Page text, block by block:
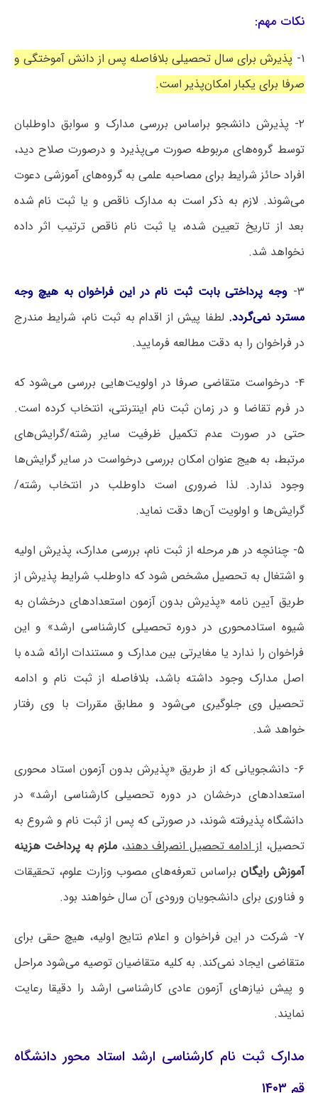
نکات مهم:
۱- پذیرش برای سال تحصیلی بلافاصله پس از دانش آموختگی و
صرفا برای یکبار امکان‌پذیر است.
۲- پذیرش دانشجو براساس بررسی مدارک و سوابق داوطلبان
توسط گروه‌های مربوطه صورت می‌پذیرد و درصورت صلاح دید،
افراد حائز شرایط برای مصاحبه علمی به گروه‌های آموزشی دعوت
می‌شوند. لازم به ذکر است به مدارک ناقص و یا ثبت نام شده
بعد از تاریخ تعیین شده، یا ثبت نام ناقص ترتیب اثر داده
نخواهد شد.
۳- وجه پرداختی بابت ثبت نام در این فراخوان به هیچ وجه
مسترد نمی‌گردد. لطفا پیش از اقدام به ثبت نام، شرایط مندرج
در فراخوان را به دقت مطالعه فرمایید.
۴- درخواست متقاضی صرفا در اولویت‌هایی بررسی می‌شود که
در فرم تقاضا و در زمان ثبت نام اینترنتی، انتخاب کرده است.
حتی در صورت‌ عدم تکمیل ظرفیت سایر رشته/گرایش‌های
مرتبط، به هیج عنوان امکان بررسی درخواست در سایر گرایش‌ها
وجود ندارد. لذا ضروری است داوطلب در انتخاب رشته/
گرایش‌ها و اولویت آن‌ها دقت نماید.
۵- چنانچه در هر مرحله از ثبت نام، بررسی مدارک، پذیرش اولیه
و اشتغال به تحصیل مشخص شود که داوطلب شرایط پذیرش از
طریق آیین نامه «پذیرش بدون آزمون استعدادهای درخشان به
شیوه استادمحوری در دوره تحصیلی کارشناسی ارشد» و این
فراخوان را ندارد یا مغایرتی بین مدارک و مستندات ارائه شده با
اصل مدارک وجود داشته باشد، بلافاصله از ثبت نام و ادامه
تحصیل وی جلوگیری می‌شود و مطابق مقررات با وی رفتار
خواهد شد.
۶- دانشجویانی که از طریق «پذیرش بدون آزمون استاد محوری
استعدادهای درخشان در دوره تحصیلی کارشناسی ارشد» در
دانشگاه پذیرفته شوند، در صورتی که پس از ثبت نام و شروع به
تحصیل،از ادامه تحصیل انصراف دهند،ملزم به پرداخت هزینه
آموزش رایگان براساس تعرفه‌های مصوب وزارت علوم، تحقیقات
و فناوری برای دانشجویان ورودی آن سال خواهند بود.
۷- شرکت در این فراخوان و اعلام نتایج اولیه، هیچ حقی برای
متقاضی ایجاد نمی‌کند. به کلیه متقاضیان توصیه می‌شود مراحل
و پیش نیازهای آزمون عادی کارشناسی ارشد را دقیقا رعایت
نمایند.
مدارک ثبت نام کارشناسی ارشد استاد محور دانشگاه
قم ۱۴۰۳